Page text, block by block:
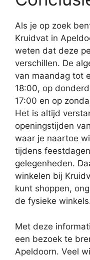
Als je op zoek
Kruidvat in
weten dat deze
verschillen. De
van maandag tot
18:00, op
17:00 en op
Het is altijd
openingstijden
waar je naartoe
tijdens
gelegenheden.
winkelen bij
kunt shoppen,
de fysieke
Met deze
een bezoek te
Apeldoorn. Veel